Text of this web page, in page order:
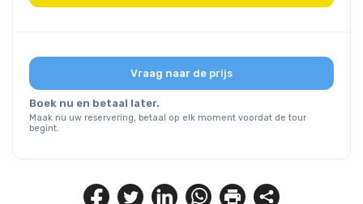
Vraag naar de prijs
Boek nu en betaal later.
Maak nu uw reservering, betaal op elk moment voordat de tour
begint.